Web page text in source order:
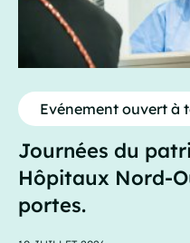
Evénement ouvert à
Journées du
Hôpitaux Nord-
portes.